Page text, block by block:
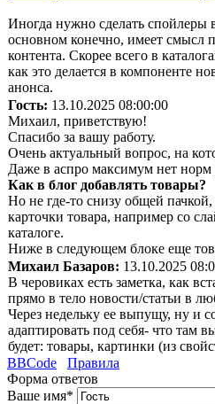
Иногда нужно сделать спойлеры
основном конечно, имеет смысл
контента. Скорее всего в
как это делается в компоненте
анонса.
Гость: 13.10.2025 08:00:00
Михаил, приветствую!
Спасибо за вашу работу.
Очень актуальный вопрос, на
Даже в аспро максимум нет норм
Как в блог добавлять товары?
Но не где-то снизу общей
карточки товара, например со
каталоге.
Ниже в следующем блоке еще
Михаил Базаров: 13.10.2025
В черовиках есть заметка, как
прямо в тело новости/статьи в
Через недельку ее выпущу, ну и
адаптировать под себя- что там
будет: товары, картинки (из
BBCode
Правила
Форма ответов
Ваше имя*